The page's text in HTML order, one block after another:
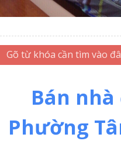
Bán
Phường